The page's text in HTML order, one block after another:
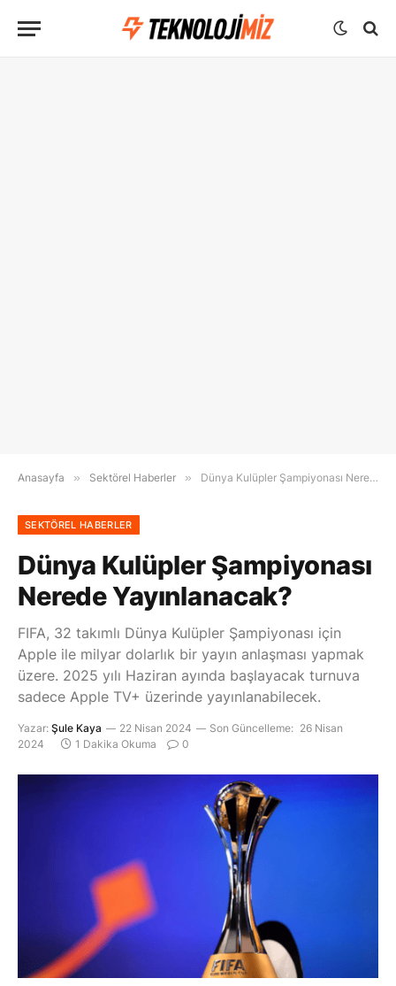
Anasayfa » Sektörel Haberler » Dünya Kulüpler Şampiyonası Nerede Yayınlanacak?
SEKTÖREL HABERLER
Dünya Kulüpler Şampiyonası
Nerede Yayınlanacak?
FIFA, 32 takımlı Dünya Kulüpler Şampiyonası için
Apple ile milyar dolarlık bir yayın anlaşması yapmak
üzere. 2025 yılı Haziran ayında başlayacak turnuva
sadece Apple TV+ üzerinde yayınlanabilecek.
Yazar: Şule Kaya 22 Nisan 2024 Son Güncelleme: 26 Nisan
2024
1 Dakika Okuma 0